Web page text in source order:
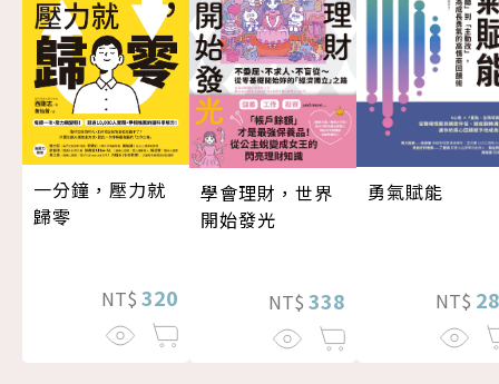
一分鐘，壓力就
歸零
NT$ 320
學會理財，世界
開始發光
NT$ 338
勇氣賦能
NT$